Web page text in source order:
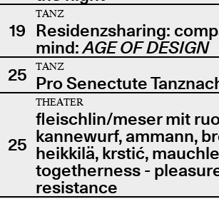
19
TANZ
Residenzsharing:
mind:AGE OF DESIGN
25
TANZ
Pro Senectute
25
THEATER
fleischlin/meser mit
kannewurf, ammann,
heikkilä, krstić,
togetherness -
resistance